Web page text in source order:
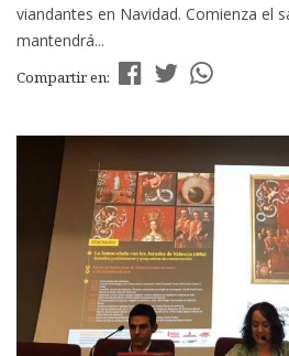
viandantes en Navidad. Comienza el
mantendrá...
Compartir en: